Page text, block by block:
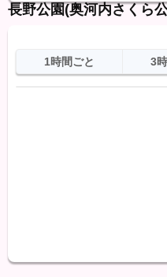
長野公園(奥河内さくら
1時間ごと 3